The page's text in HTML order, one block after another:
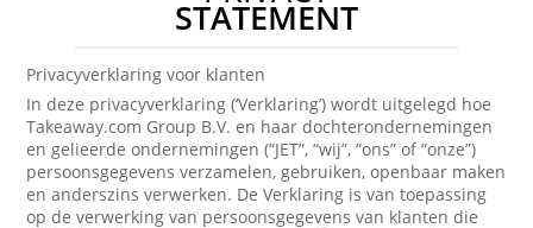
STATEMENT
Privacyverklaring voor klanten
In deze privacyverklaring (‘Verklaring’) wordt uitgelegd hoe
Takeaway.com Group B.V. en haar dochterondernemingen
en gelieerde ondernemingen (“JET”, “wij”, “ons” of “onze”)
persoonsgegevens verzamelen, gebruiken, openbaar maken
en anderszins verwerken. De Verklaring is van toepassing
op de verwerking van persoonsgegevens van klanten die